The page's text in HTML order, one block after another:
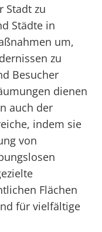
Stadt zu
Städte in
um,
zu
Besucher
dienen
auch der
indem sie
von
Flächen
für vielfältige